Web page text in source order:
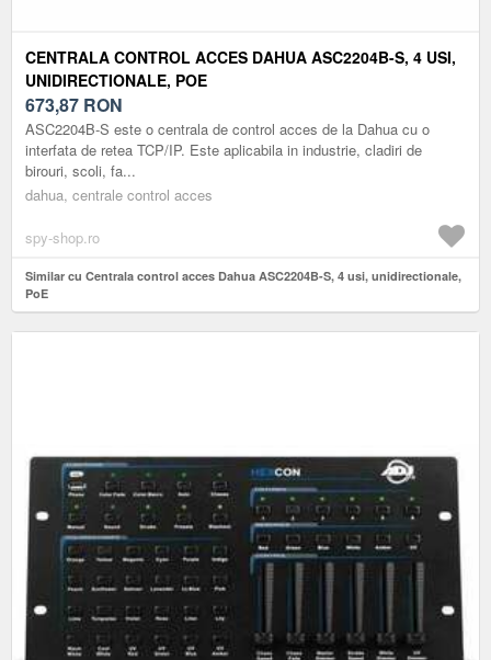
CENTRALA CONTROL ACCES DAHUA ASC2204B-S, 4 USI,
UNIDIRECTIONALE, POE
673,87 RON
ASC2204B-S este o centrala de control acces de la Dahua cu o
interfata de retea TCP/IP. Este aplicabila in industrie, cladiri de
birouri, scoli, fa...
dahua, centrale control acces
spy-shop.ro
Similar cu Centrala control acces Dahua ASC2204B-S, 4 usi, unidirectionale,
PoE